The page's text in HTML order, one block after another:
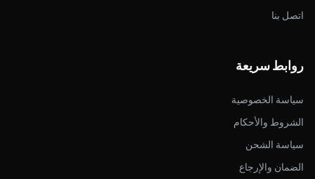
اتصل بنا
روابط سريعة
سياسة الخصوصية
الشروط والأحكام
سياسة الشحن
الضمان والإرجاع